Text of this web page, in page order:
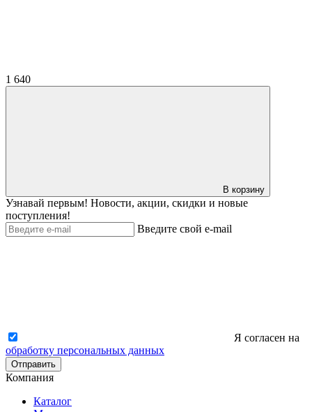
1 640
В корзину
Узнавай первым! Новости, акции, скидки и новые
поступления!
Введите свой e-mail
Я согласен на
обработку персональных данных
Отправить
Компания
Каталог